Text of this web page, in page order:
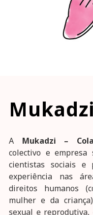
Mukadzi
A Mukadzi –
colectivo e
cientistas sociais e
experiência nas
direitos humanos
mulher e da
sexual e reprodutiva,